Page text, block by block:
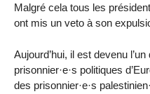
Malgré cela tous les
ont mis un veto à son
Aujourd’hui, il est devenu
prisonnier·e·s politiques
des prisonnier·e·s